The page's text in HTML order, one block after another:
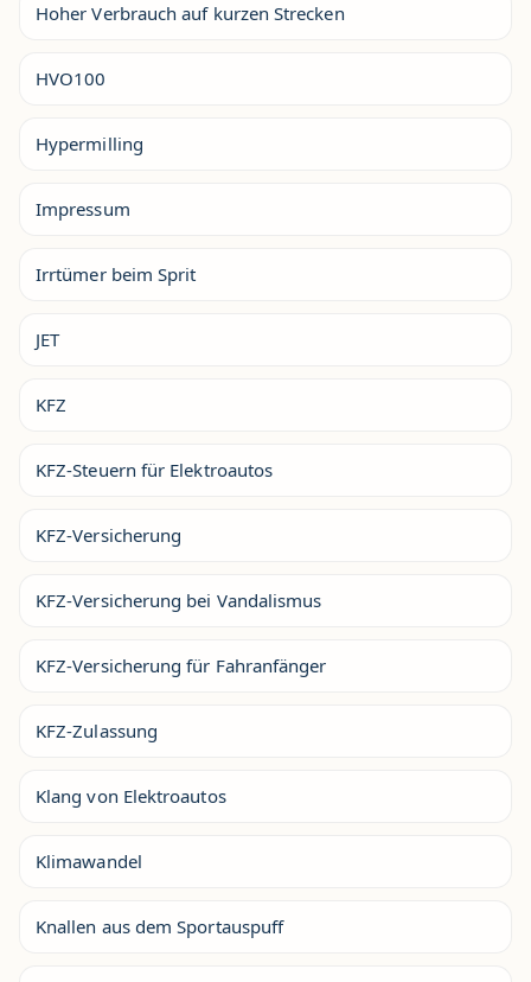
Hoher Verbrauch auf kurzen Strecken
HVO100
Hypermilling
Impressum
Irrtümer beim Sprit
JET
KFZ
KFZ-Steuern für Elektroautos
KFZ-Versicherung
KFZ-Versicherung bei Vandalismus
KFZ-Versicherung für Fahranfänger
KFZ-Zulassung
Klang von Elektroautos
Klimawandel
Knallen aus dem Sportauspuff